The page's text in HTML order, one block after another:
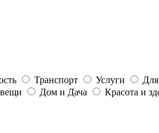
Транспорт Услуги
Дом и Дача Красота и